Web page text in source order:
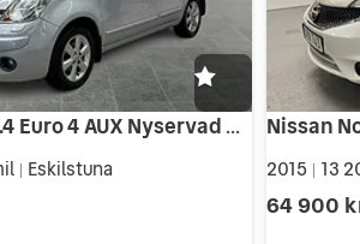
Nissan Note 1.4 Euro 4 AUX Nyservad Nybesiktad
Eskilstuna 2015 | 13
64 900